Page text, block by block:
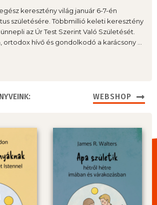
keresztény világ január 6-7-én
születésére. Többmillió keleti keresztény
az Úr Test Szerint Való Születését.
hívő és gondolkodó a karácsony ...
WEBSHOP